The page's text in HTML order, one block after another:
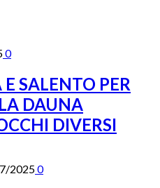
0
SALENTO PER
DAUNA
DIVERSI
20250